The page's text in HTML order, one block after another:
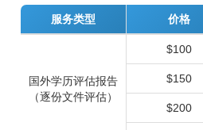
服务类型 价格
国外学历评估报告
（逐份文件评估）
$100
$150
$200